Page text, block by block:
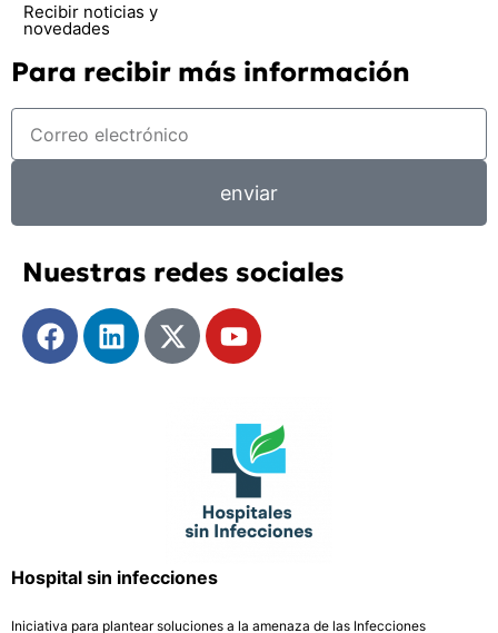
Recibir noticias y
novedades
Para recibir más información
enviar
Nuestras redes sociales
Hospital sin infecciones
Iniciativa para plantear soluciones a la amenaza de las Infecciones